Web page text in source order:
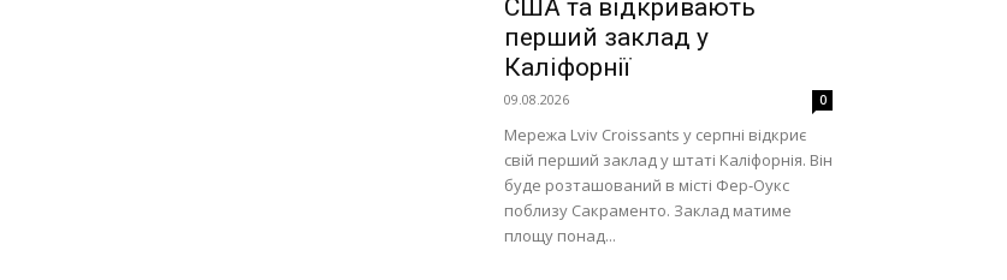
США та відкривають
перший заклад у
Каліфорнії
09.08.2026 0
Мережа Lviv Croissants у серпні відкриє
свій перший заклад у штаті Каліфорнія. Він
буде розташований в місті Фер-Оукс
поблизу Сакраменто. Заклад матиме
площу понад...